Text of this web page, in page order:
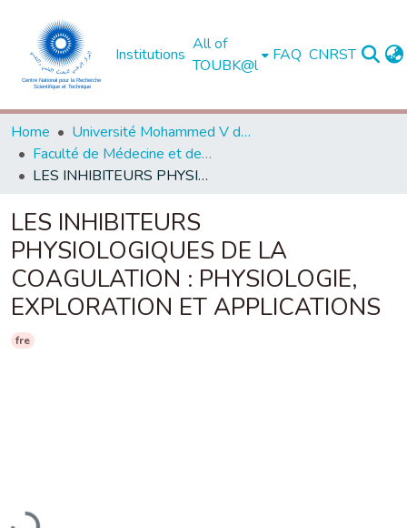
Institutions
All of
TOUBK@l
FAQ CNRST
Home
Université Mohammed V de Rabat
Faculté de Médecine et de Pharmacie - Rabat
LES INHIBITEURS PHYSIOLOGIQUES DE LA COAGULATION : PHYSIOLOGIE, EXPLORATION ET APPLICATIONS
LES INHIBITEURS
PHYSIOLOGIQUES DE LA
COAGULATION : PHYSIOLOGIE,
EXPLORATION ET APPLICATIONS
fre
Loading...